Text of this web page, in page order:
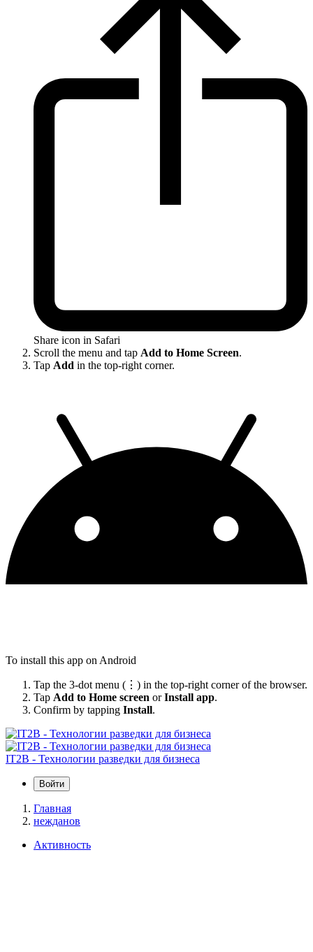
Share icon in Safari
Scroll the menu and tap Add to Home Screen.
Tap Add in the top-right corner.
To install this app on Android
Tap the 3-dot menu (⋮) in the top-right corner of the browser.
Tap Add to Home screen orInstall app.
Confirm by tapping Install.
IT2B - Технологии разведки для бизнеса
Войти
Главная
нежданов
Активность